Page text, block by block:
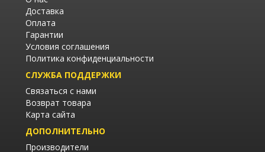
Доставка
Оплата
Гарантии
Условия соглашения
Политика конфиденциальности
СЛУЖБА ПОДДЕРЖКИ
Связаться с нами
Возврат товара
Карта сайта
ДОПОЛНИТЕЛЬНО
Производители